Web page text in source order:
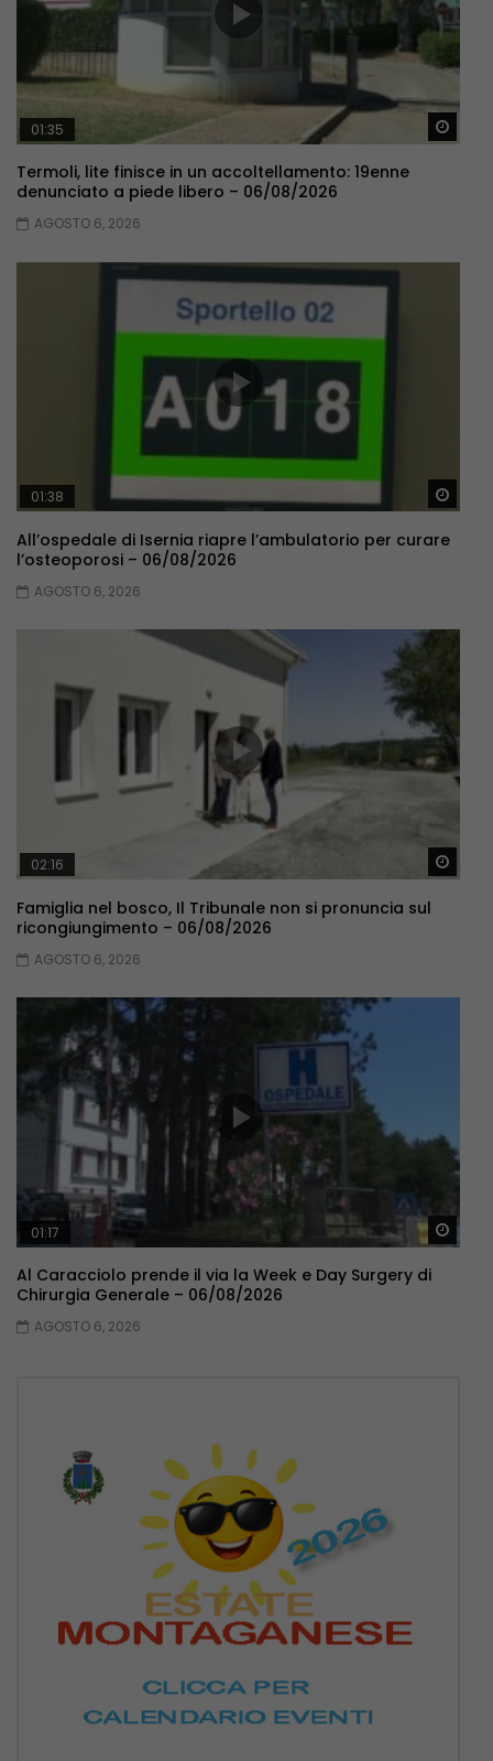
01:35
Termoli, lite finisce in un accoltellamento: 19enne
denunciato a piede libero – 06/08/2026
AGOSTO 6, 2026
01:38
All’ospedale di Isernia riapre l’ambulatorio per curare
l’osteoporosi – 06/08/2026
AGOSTO 6, 2026
02:16
Famiglia nel bosco, Il Tribunale non si pronuncia sul
ricongiungimento – 06/08/2026
AGOSTO 6, 2026
01:17
Al Caracciolo prende il via la Week e Day Surgery di
Chirurgia Generale – 06/08/2026
AGOSTO 6, 2026